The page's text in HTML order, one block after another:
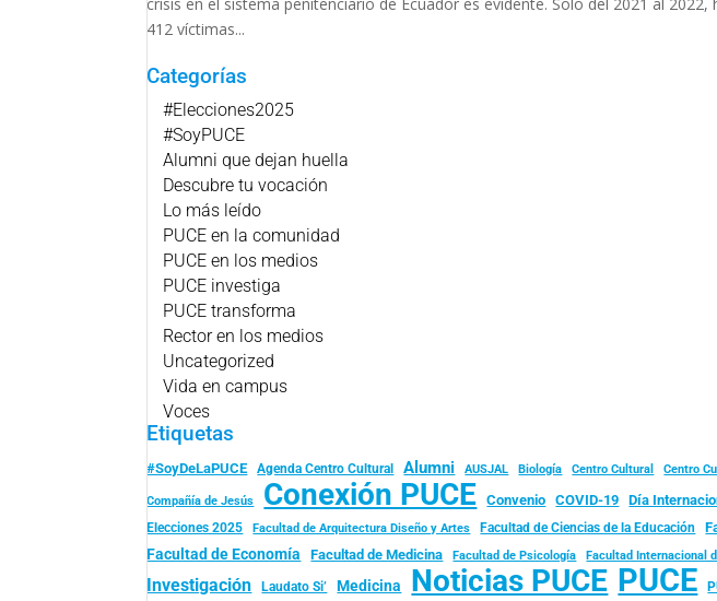
crisis en el sistema penitenciario de Ecuador es evidente. Solo del 2021 al
412 víctimas...
Categorías
#Elecciones2025
#SoyPUCE
Alumni que dejan huella
Descubre tu vocación
Lo más leído
PUCE en la comunidad
PUCE en los medios
PUCE investiga
PUCE transforma
Rector en los medios
Uncategorized
Vida en campus
Voces
Etiquetas
#SoyDeLaPUCE Agenda Centro Cultural Alumni AUSJAL Biología Centro Cultural Centro
Compañía de Jesús Conexión PUCE Convenio COVID-19 Día
Elecciones 2025
Facultad de Arquitectura Diseño y Artes Facultad de Ciencias de la Educación
Facultad de Economía Facultad de Medicina Facultad de Psicología Facultad Internacional
Investigación Laudato Si’ Medicina Noticias PUCE PUCE